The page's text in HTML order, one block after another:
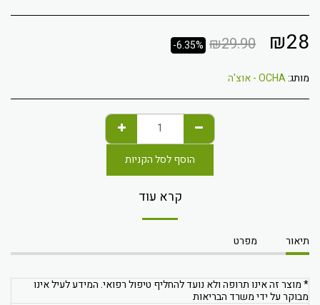
₪28
₪29.90
-6.35%
מותג:OCHA - אוצ'ה
הוסף לסל הקניות
קרא עוד
תיאור מפרט
* מוצר זה אינו תרופה ולא נועד להחליף טיפול רפואי. המידע לעיל אינו
מבוקר על ידי משרד הבריאות